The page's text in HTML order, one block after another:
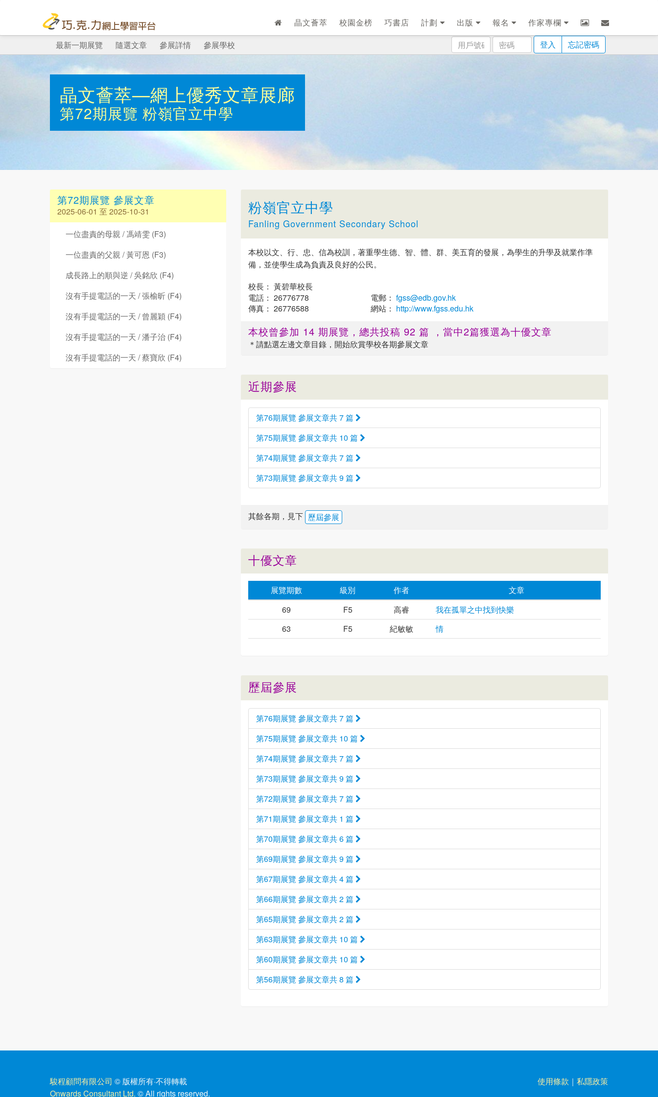
晶文薈萃 校園金榜 巧書店 計劃 出版 報名
作家專欄
用
戶
密
碼
登入 忘記密碼
最新一期展覽 隨選文章 參展詳情 參展學校
晶文薈萃—網上優秀文章展廊
第72期展覽 粉嶺官立中學
第72期展覽 參展文章
2025-06-01 至 2025-10-31
一位盡責的母親 / 馮靖雯 (F3)
一位盡責的父親 / 黃可恩 (F3)
成長路上的順與逆 / 吳銘欣 (F4)
沒有手提電話的一天 / 張榆昕 (F4)
沒有手提電話的一天 / 曾麗穎 (F4)
沒有手提電話的一天 / 潘子治 (F4)
沒有手提電話的一天 / 蔡寶欣 (F4)
粉嶺官立中學
Fanling Government Secondary School
本校以文、行、忠、信為校訓，著重學生德、智、體、群、美五育的發展，為學生的升學及就業作準
備，並使學生成為負責及良好的公民。
校長： 黃碧華校長
電話： 26776778
傳真： 26776588
電郵： fgss@edb.gov.hk
網站： http://www.fgss.edu.hk
本校曾參加 14 期展覽，總共投稿 92 篇 ，當中2篇獲選為十優文章
＊請點選左邊文章目錄，開始欣賞學校各期參展文章
近期參展
第76期展覽 參展文章共 7 篇
第75期展覽 參展文章共 10 篇
第74期展覽 參展文章共 7 篇
第73期展覽 參展文章共 9 篇
其餘各期，見下 歷屆參展
十優文章
展覽期數 級別 作者
文章
69
F5 高睿
我在孤單之中找到快樂
63
F5 紀敏敏 情
歷屆參展
第76期展覽 參展文章共 7 篇
第75期展覽 參展文章共 10 篇
第74期展覽 參展文章共 7 篇
第73期展覽 參展文章共 9 篇
第72期展覽 參展文章共 7 篇
第71期展覽 參展文章共 1 篇
第70期展覽 參展文章共 6 篇
第69期展覽 參展文章共 9 篇
第67期展覽 參展文章共 4 篇
第66期展覽 參展文章共 2 篇
第65期展覽 參展文章共 2 篇
第63期展覽 參展文章共 10 篇
第60期展覽 參展文章共 10 篇
第56期展覽 參展文章共 8 篇
駿程顧問有限公司 © 版權所有·不得轉載
Onwards Consultant Ltd. © All rights reserved.
使用條款 ｜ 私隱政策